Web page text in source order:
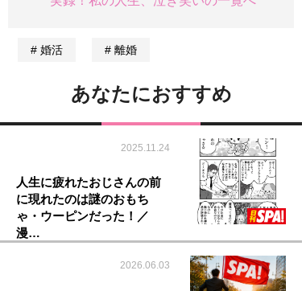
婚活 離婚
あなたにおすすめ
2025.11.24
人生に疲れたおじさんの前
に現れたのは謎のおもち
ゃ・ウーピンだった！／
漫…
2026.06.03